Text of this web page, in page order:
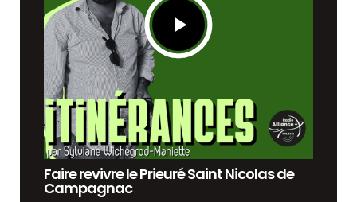
Faire revivre le Prieuré Saint Nicolas de
Campagnac